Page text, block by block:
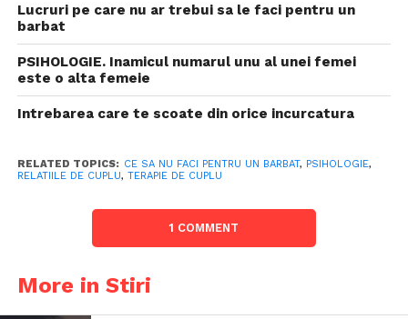
Lucruri pe care nu ar trebui sa le faci pentru un
barbat
PSIHOLOGIE. Inamicul numarul unu al unei femei
este o alta femeie
Intrebarea care te scoate din orice incurcatura
RELATED TOPICS: CE SA NU FACI PENTRU UN BARBAT, PSIHOLOGIE,
RELATIILE DE CUPLU, TERAPIE DE CUPLU
1 COMMENT
More in Stiri